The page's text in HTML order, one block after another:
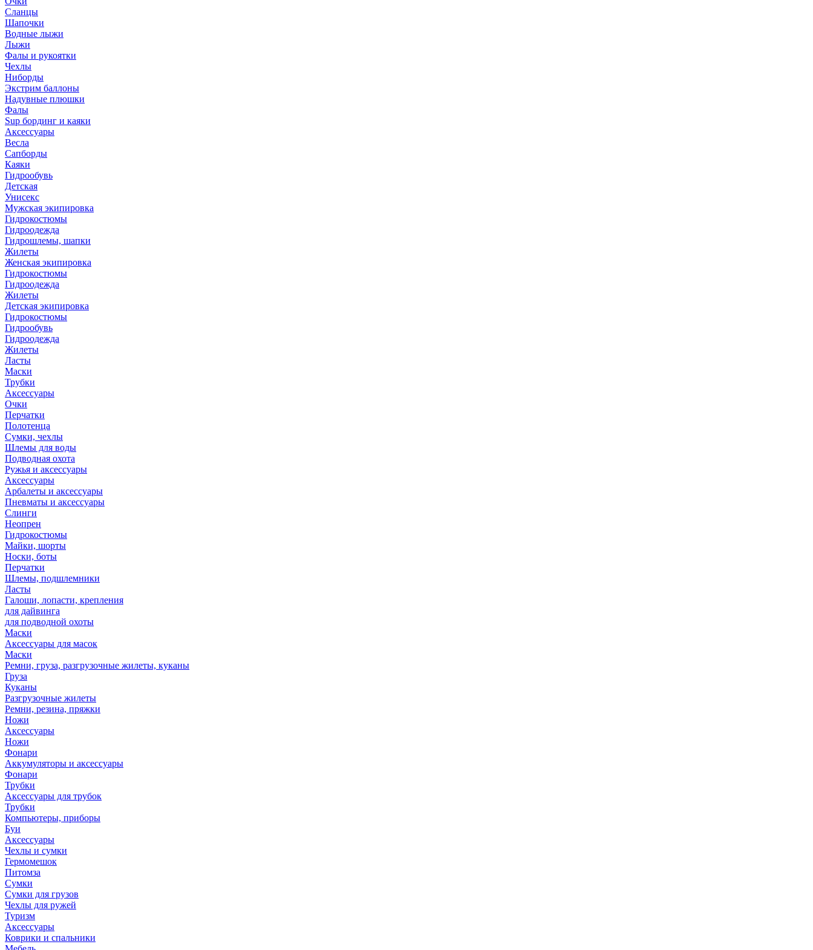
Сланцы
Шапочки
Водные лыжи
Лыжи
Фалы и рукоятки
Чехлы
Ниборды
Экстрим баллоны
Надувные плюшки
Фалы
Sup бординг и каяки
Аксессуары
Весла
Сапборды
Каяки
Гидрообувь
Детская
Унисекс
Мужская экипировка
Гидрокостюмы
Гидроодежда
Гидрошлемы, шапки
Жилеты
Женская экипировка
Гидрокостюмы
Гидроодежда
Жилеты
Детская экипировка
Гидрокостюмы
Гидрообувь
Гидроодежда
Жилеты
Ласты
Маски
Трубки
Аксессуары
Очки
Перчатки
Полотенца
Сумки, чехлы
Шлемы для воды
Подводная охота
Ружья и аксессуары
Аксессуары
Арбалеты и аксессуары
Пневматы и аксессуары
Слинги
Неопрен
Гидрокостюмы
Майки, шорты
Носки, боты
Перчатки
Шлемы, подшлемники
Ласты
Галоши, лопасти, крепления
для дайвинга
для подводной охоты
Маски
Аксессуары для масок
Маски
Ремни, груза, разгрузочные жилеты, куканы
Груза
Куканы
Разгрузочные жилеты
Ремни, резина, пряжки
Ножи
Аксессуары
Ножи
Фонари
Аккумуляторы и аксессуары
Фонари
Трубки
Аксессуары для трубок
Трубки
Компьютеры, приборы
Буи
Аксессуары
Чехлы и сумки
Гермомешок
Питомза
Сумки
Сумки для грузов
Чехлы для ружей
Туризм
Аксессуары
Коврики и спальники